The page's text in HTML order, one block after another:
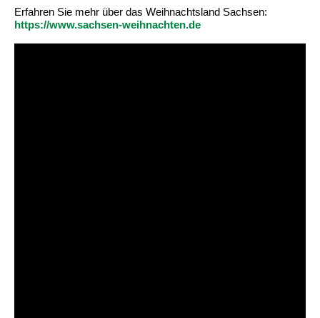
Erfahren Sie mehr über das Weihnachtsland Sachsen:
https://www.sachsen-weihnachten.de